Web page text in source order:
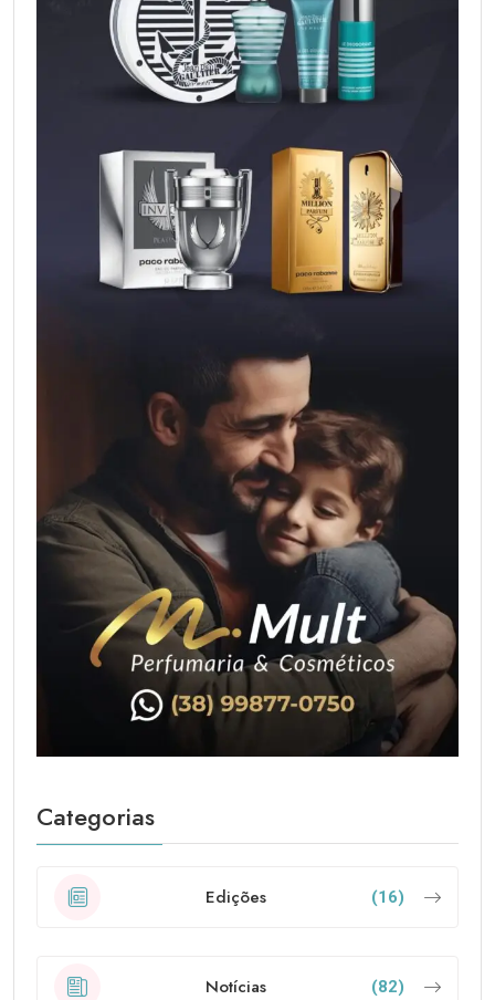
Categorias
Edições (16)
Notícias (82)